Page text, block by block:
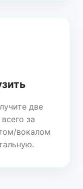
две
за
вокалом